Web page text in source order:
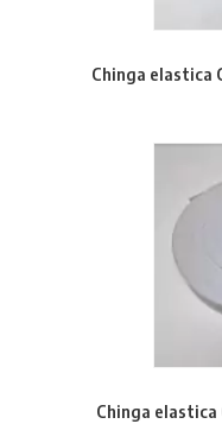
Chinga elastica
Chinga elastica